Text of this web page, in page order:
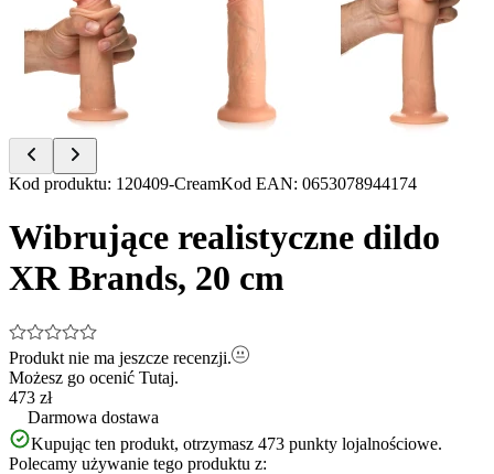
Item
of
20
Kod produktu: 120409-CreamKod EAN: 0653078944174
Wibrujące realistyczne dildo
XR Brands, 20 cm
Produkt nie ma jeszcze recenzji.
Możesz go ocenić Tutaj.
473 zł
Darmowa dostawa
Kupując ten produkt, otrzymasz 473 punkty lojalnościowe.
Polecamy używanie tego produktu z: